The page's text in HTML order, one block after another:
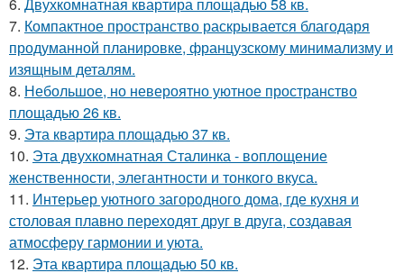
7. Компактное пространство раскрывается благодаря
продуманной планировке, французскому минимализму и
изящным деталям.
8. Небольшое, но невероятно уютное пространство
площадью 26 кв.
9. Эта квартира площадью 37 кв.
10. Эта двухкомнатная Сталинка - воплощение
женственности, элегантности и тонкого вкуса.
11. Интерьер уютного загородного дома, где кухня и
столовая плавно переходят друг в друга, создавая
атмосферу гармонии и уюта.
12. Эта квартира площадью 50 кв.